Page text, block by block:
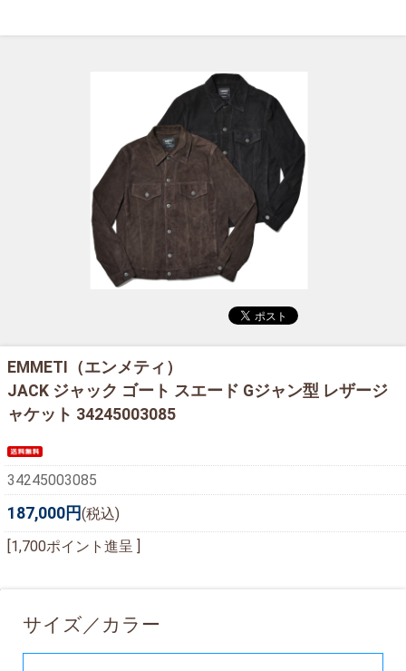
EMMETI（エンメティ）
JACK ジャック ゴート スエード Gジャン型 レザージ
ャケット 34245003085
34245003085
187,000円(税込)
[1,700ポイント進呈 ]
サイズ／カラー